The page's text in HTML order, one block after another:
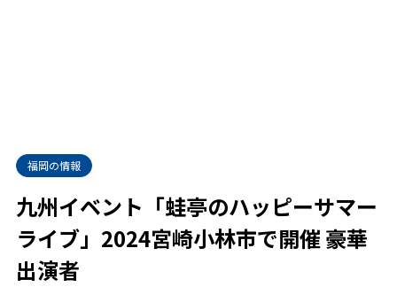
福岡の情報
九州イベント「蛙亭のハッピーサマー
ライブ」2024宮崎小林市で開催 豪華
出演者